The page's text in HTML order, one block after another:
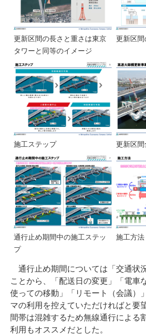
更新区間の長さと重さは東京
タワーと同等のイメージ
更新区間
施工ステップ 更新区間
通行止め期間中の施工ステッ
プ
施工方法
通行止め期間については「交通状
ことから、「配送日の変更」「電車
使っての移動」「リモート（会議）
マの利用を控えていただければと要
間帯は混雑するため無線通行による
利用もオススメだとした。